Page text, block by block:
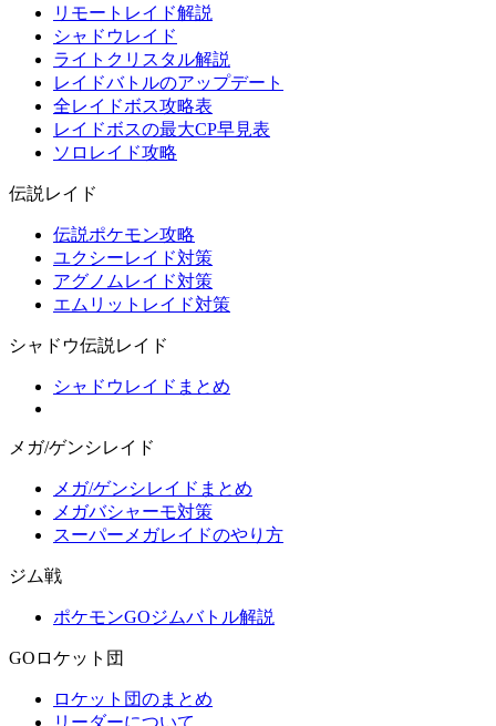
リモートレイド解説
シャドウレイド
ライトクリスタル解説
レイドバトルのアップデート
全レイドボス攻略表
レイドボスの最大CP早見表
ソロレイド攻略
伝説レイド
伝説ポケモン攻略
ユクシーレイド対策
アグノムレイド対策
エムリットレイド対策
シャドウ伝説レイド
シャドウレイドまとめ
メガ/ゲンシレイド
メガ/ゲンシレイドまとめ
メガバシャーモ対策
スーパーメガレイドのやり方
ジム戦
ポケモンGOジムバトル解説
GOロケット団
ロケット団のまとめ
リーダーについて